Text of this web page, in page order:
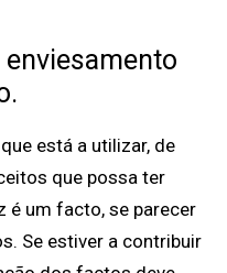
está a utilizar, de
que possa ter
é um facto, se parecer
Se estiver a contribuir